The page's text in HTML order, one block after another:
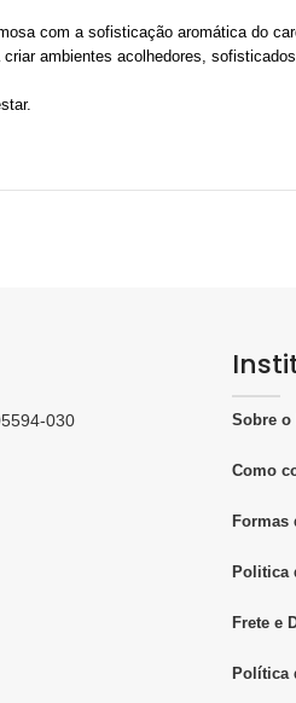
com a sofisticação aromática do
ambientes acolhedores,
030
Sobre o
Como
Formas
Politica
Frete e
Política